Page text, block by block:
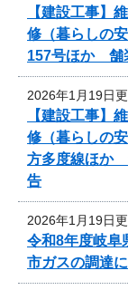
【建設工事】
修（暮らしの
157号ほか 舗
2026年1月19日
【建設工事】
修（暮らしの
方多度線ほか
告
2026年1月19日
令和8年度岐阜
市ガスの調達